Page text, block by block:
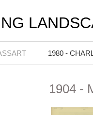
1980 -
1904 -